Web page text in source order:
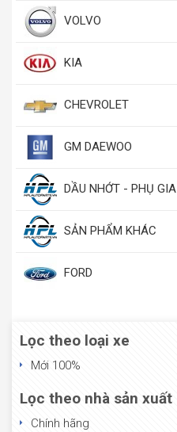
VOLVO
KIA
CHEVROLET
GM DAEWOO
DẦU NHỚT - PHỤ GIA
SẢN PHẨM KHÁC
FORD
Lọc theo loại xe
Mới 100%
Lọc theo nhà sản xuất
Chính hãng